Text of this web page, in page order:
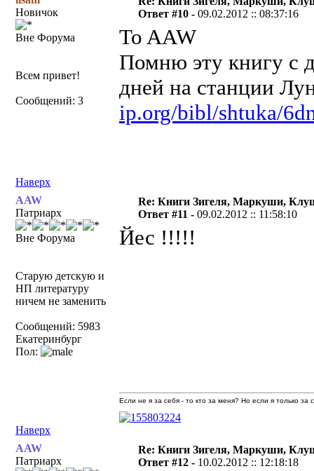
Новичок
Вне Форума
Всем привет!
Сообщений: 3
Ответ #10 -09.02.2012 :: 08:37:16
To AAW
Помню эту книгу с
дней на станции
ip.org/bibl/shtuka/
Наверх
AAW
Патриарх
Вне Форума
Старую детскую и
НП литературу
ничем не заменить
Сообщений: 5983
Екатеринбург
Пол:
Re: Книги Зигеля, Маркуши,
Ответ #11 -09.02.2012 :: 11:58:10
Йес !!!!!
Наверх
Если не я за себя - то кто за меня? Но если я только
AAW
Патриарх
Re: Книги Зигеля, Маркуши,
Ответ #12 - 10.02.2012 :: 12:18:18